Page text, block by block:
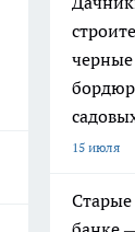
черные
15 июля